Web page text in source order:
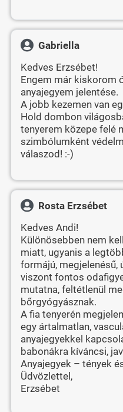
Gabriella
Kedves Erzsébet!
Engem már kiskorom
anyajegyem jelentése.
A jobb kezemen van
Hold dombon
tenyerem közepe felé
szimbólumként
válaszod! :-)
Rosta Erzsébet
Kedves Andi!
Különösebben nem
miatt, ugyanis a
formájú, megjelenésű,
viszont fontos
mutatna, feltétlenül
bőrgyógyásznak.
A fia tenyerén
egy ártalmatlan,
anyajegyekkel
babonákra kíváncsi,
Anyajegyek – tények
Üdvözlettel,
Erzsébet